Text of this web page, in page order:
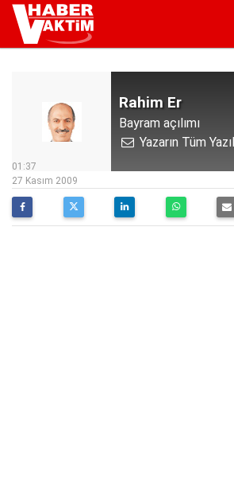
Rahim Er
Bayram açılımı
Yazarın Tüm
01:37
27 Kasım 2009